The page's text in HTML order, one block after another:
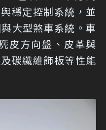
穩定控制系統，並
大型煞車系統。車
皮方向盤、皮革與
碳纖維飾板等性能